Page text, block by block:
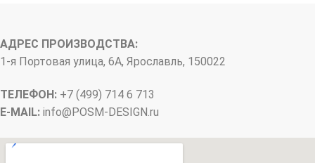
АДРЕС ПРОИЗВОДСТВА:
1-я Портовая улица, 6А, Ярославль, 150022
ТЕЛЕФОН: +7 (499) 714 6 713
E-MAIL: info@POSM-DESIGN.ru